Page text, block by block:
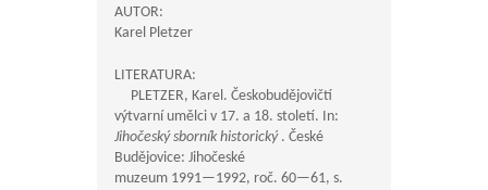
AUTOR:
Karel Pletzer
LITERATURA:
PLETZER, Karel. Českobudějovičtí
výtvarní umělci v 17. a 18. století. In:
Jihočeský sborník historický . České
Budějovice: Jihočeské
muzeum 1991—1992, roč. 60—61, s.